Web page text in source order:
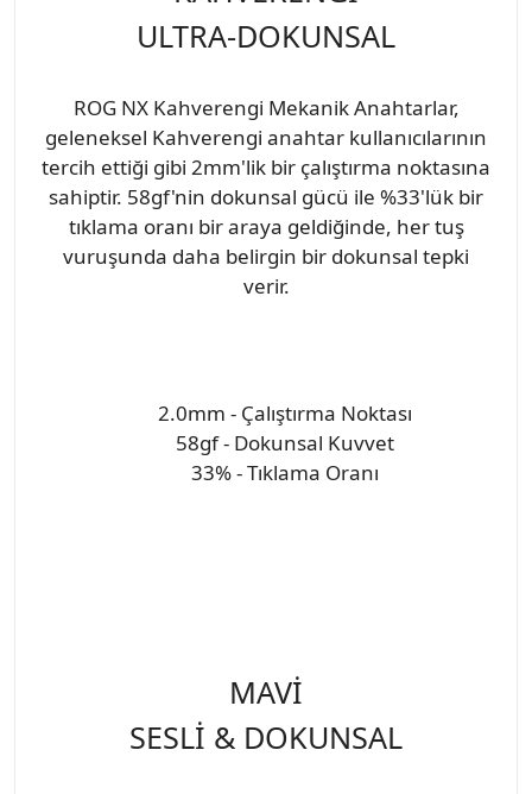
ULTRA-DOKUNSAL
ROG NX Kahverengi Mekanik Anahtarlar,
geleneksel Kahverengi anahtar kullanıcılarının
tercih ettiği gibi 2mm'lik bir çalıştırma noktasına
sahiptir. 58gf'nin dokunsal gücü ile %33'lük bir
tıklama oranı bir araya geldiğinde, her tuş
vuruşunda daha belirgin bir dokunsal tepki
verir.
2.0mm - Çalıştırma Noktası
58gf - Dokunsal Kuvvet
33% - Tıklama Oranı
MAVİ
SESLİ & DOKUNSAL